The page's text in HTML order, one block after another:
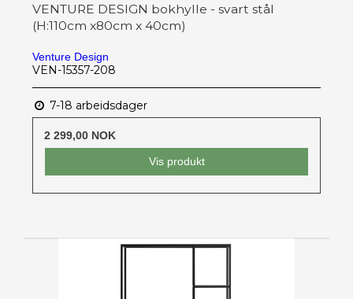
VENTURE DESIGN bokhylle - svart stål
(H:110cm x80cm x 40cm)
Venture Design
VEN-15357-208
7-18 arbeidsdager
2 299,00 NOK
Vis produkt